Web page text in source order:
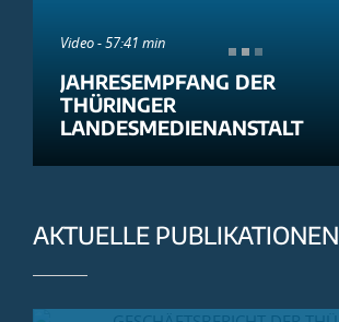
Video - 57:41 min
JAHRESEMPFANG DER
THÜRINGER
LANDESMEDIENANSTALT
AKTUELLE PUBLIKATIONEN